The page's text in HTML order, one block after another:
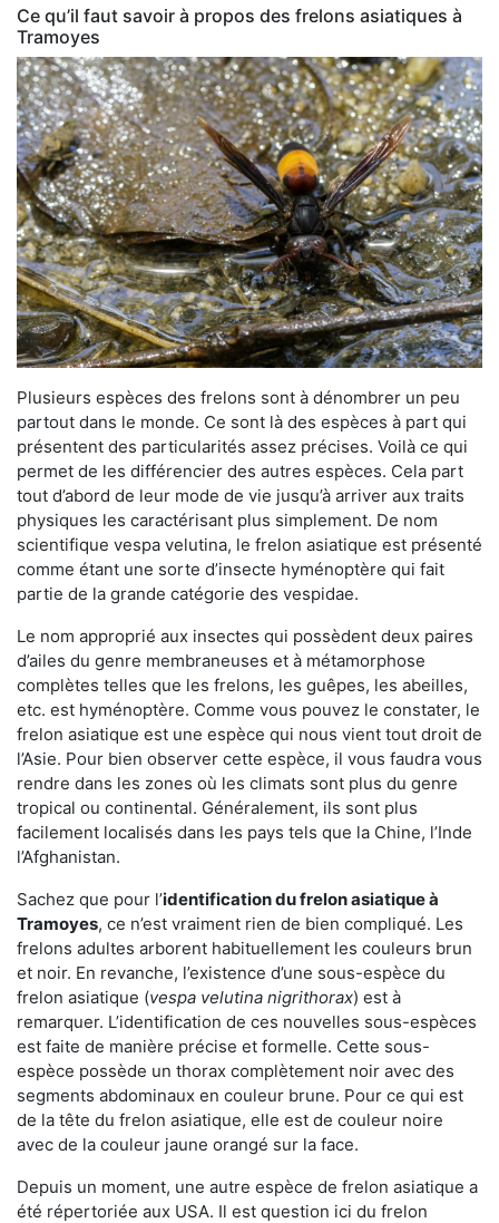
Ce qu’il faut savoir à propos des frelons asiatiques à
Tramoyes
Plusieurs espèces des frelons sont à dénombrer un peu
partout dans le monde. Ce sont là des espèces à part qui
présentent des particularités assez précises. Voilà ce qui
permet de les différencier des autres espèces. Cela part
tout d’abord de leur mode de vie jusqu’à arriver aux traits
physiques les caractérisant plus simplement. De nom
scientifique vespa velutina, le frelon asiatique est présenté
comme étant une sorte d’insecte hyménoptère qui fait
partie de la grande catégorie des vespidae.
Le nom approprié aux insectes qui possèdent deux paires
d’ailes du genre membraneuses et à métamorphose
complètes telles que les frelons, les guêpes, les abeilles,
etc. est hyménoptère. Comme vous pouvez le constater, le
frelon asiatique est une espèce qui nous vient tout droit de
l’Asie. Pour bien observer cette espèce, il vous faudra vous
rendre dans les zones où les climats sont plus du genre
tropical ou continental. Généralement, ils sont plus
facilement localisés dans les pays tels que la Chine, l’Inde
l’Afghanistan.
Sachez que pour l’identification du frelon asiatiqueà
Tramoyes, ce n’est vraiment rien de bien compliqué. Les
frelons adultes arborent habituellement les couleurs brun
et noir. En revanche, l’existence d’une sous-espèce du
frelon asiatique (vespa velutina nigrithorax) est à
remarquer. L’identification de ces nouvelles sous-espèces
est faite de manière précise et formelle. Cette sous-
espèce possède un thorax complètement noir avec des
segments abdominaux en couleur brune. Pour ce qui est
de la tête du frelon asiatique, elle est de couleur noire
avec de la couleur jaune orangé sur la face.
Depuis un moment, une autre espèce de frelon asiatique a
été répertoriée aux USA. Il est question ici du frelon